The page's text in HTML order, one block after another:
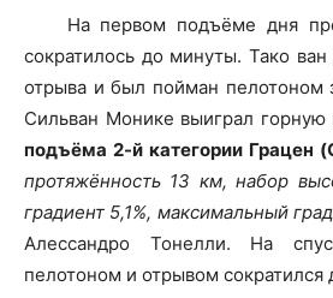
На первом подъёме дня
сократилось до минуты. Тако
отрыва и был пойман пелотоном
Сильван Монике выиграл
подъёма 2-й категории Грацен
протяжённость 13 км, набор
градиент 5,1%, максимальный
Алессандро Тонелли. На
пелотоном и отрывом сократился